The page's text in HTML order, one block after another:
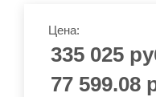
Цена:
335 025
77 599.08